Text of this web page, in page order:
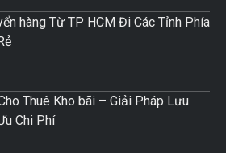
hàng Từ TP HCM Đi Các Tỉnh Phía
Thuê Kho bãi – Giải Pháp Lưu
Chi Phí